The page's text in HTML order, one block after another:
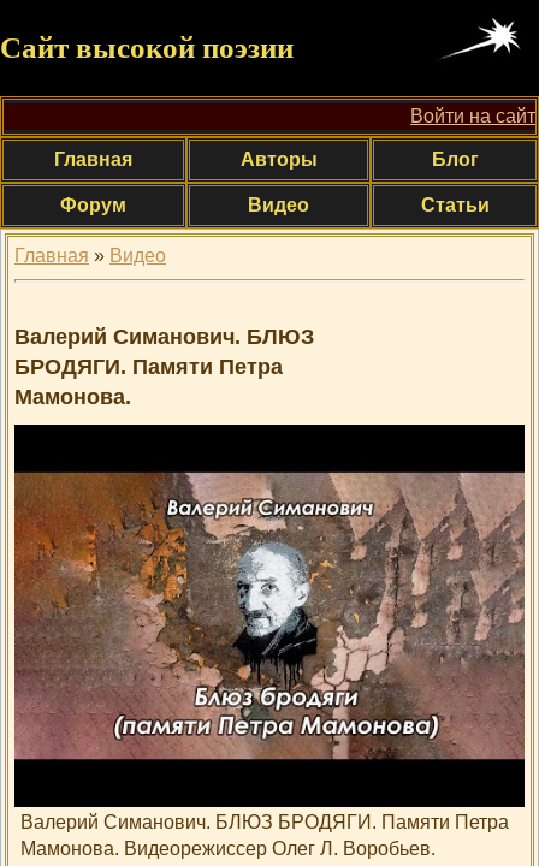
Сайт высокой поэзии
Войти на сайт
Главная Авторы Блог
Форум Видео Статьи
Главная » Видео
Валерий Симанович. БЛЮЗ
БРОДЯГИ. Памяти Петра
Мамонова.
Просмотры: 17 Добавил:кардинал
Валерий Симанович. БЛЮЗ БРОДЯГИ. Памяти Петра
Мамонова. Видеорежиссер Олег Л. Воробьев.